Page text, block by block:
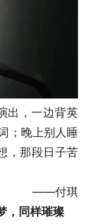
出，一边背英
；晚上别人睡
，那段日子苦
——付琪
，同样璀璨